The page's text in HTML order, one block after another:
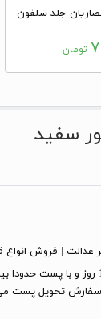
جلد سلفون
تومان
سفید
عدالت | فروش
سفارش تحویل پست